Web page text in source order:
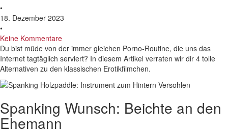
•
18. Dezember 2023
•
Keine Kommentare
Du bist müde von der immer gleichen Porno-Routine, die uns das
Internet tagtäglich serviert? In diesem Artikel verraten wir dir 4 tolle
Alternativen zu den klassischen Erotikfilmchen.
Spanking Wunsch: Beichte an den
Ehemann